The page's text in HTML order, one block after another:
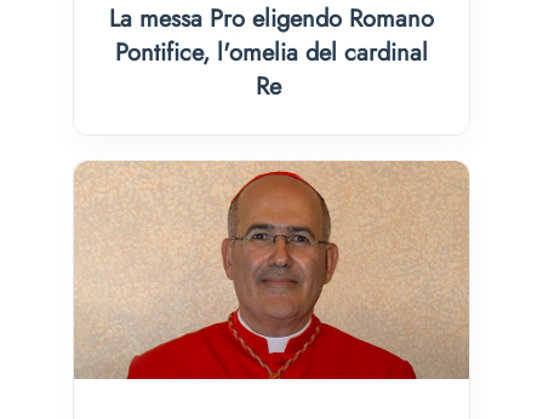
La messa Pro eligendo Romano
Pontifice, l'omelia del cardinal
Re